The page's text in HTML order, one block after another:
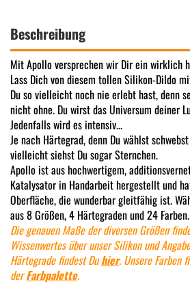
Beschreibung
Mit Apollo versprechen wir Dir ein wirklich
Lass Dich von diesem tollen Silikon-Dildo
Du so vielleicht noch nie erlebt hast, denn
nicht ohne. Du wirst das Universum deiner
Jedenfalls wird es intensiv...
Je nach Härtegrad, denn Du wählst
vielleicht siehst Du sogar Sternchen.
Apollo ist aus hochwertigem,
Katalysator in Handarbeit hergestellt und
Oberfläche, die wunderbar gleitfähig ist.
aus 8 Größen, 4 Härtegraden und 24 Farben.
Die genauen Maße der diversen Größen
Wissenwertes über unser Silikon und
Härtegrade findest Duhier. Unsere Farben
derFarbpalette.